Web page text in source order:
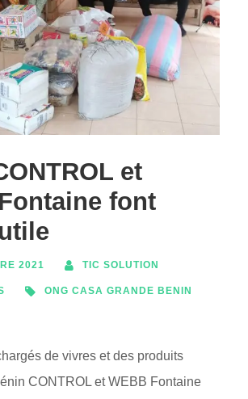
et
font
2021 TIC SOLUTION
ONG CASA GRANDE BENIN
de vivres et des produits
CONTROL et WEBB Fontaine